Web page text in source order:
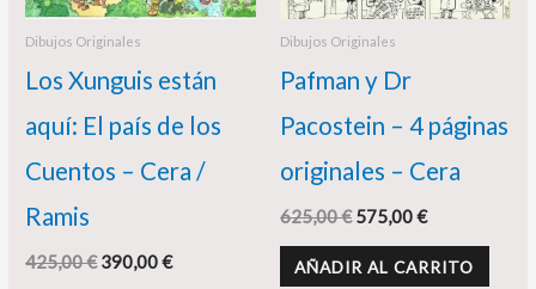
Dibujos Originales
Los Xunguis están
aquí: El país de los
Cuentos – Cera /
Ramis
425,00€ 390,00€
Dibujos Originales
Pafman y Dr
Pacostein – 4 páginas
originales – Cera
625,00€ 575,00€
AÑADIR AL CARRITO